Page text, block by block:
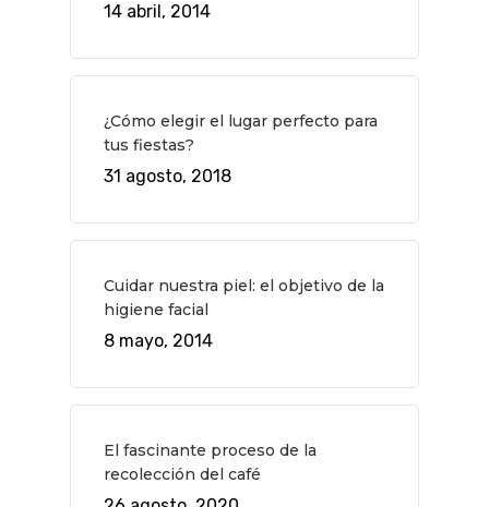
14 abril, 2014
¿Cómo elegir el lugar perfecto para
tus fiestas?
31 agosto, 2018
Cuidar nuestra piel: el objetivo de la
higiene facial
8 mayo, 2014
El fascinante proceso de la
recolección del café
QUÉ HACER